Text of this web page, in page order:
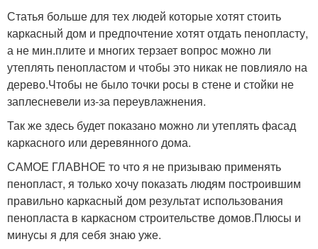
Статья больше для тех людей которые хотят стоить
каркасный дом и предпочтение хотят отдать пенопласту,
а не мин.плите и многих терзает вопрос можно ли
утеплять пенопластом и чтобы это никак не повлияло на
дерево.Чтобы не было точки росы в стене и стойки не
заплесневели из-за переувлажнения.
Так же здесь будет показано можно ли утеплять фасад
каркасного или деревянного дома.
САМОЕ ГЛАВНОЕ то что я не призываю применять
пенопласт, я только хочу показать людям построившим
правильно каркасный дом результат использования
пенопласта в каркасном строительстве домов.Плюсы и
минусы я для себя знаю уже.